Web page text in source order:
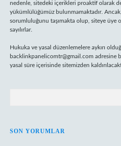
nedenle, sitedeki içerikleri proaktif olarak
yükümlülüğümüz bulunmamaktadır.
sorumluluğunu taşımakta olup, siteye üye
sayılırlar.
Hukuka ve yasal düzenlemelere aykırı
backlinkpanelicomtr@gmail.com adresine
yasal süre içerisinde sitemizden
SON YORUMLAR